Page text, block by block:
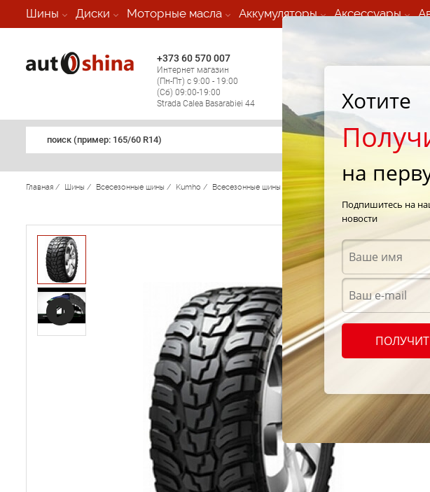
Шины Диски Моторные масла Аккумуляторы Аксессуары
+373 60 570 007
Интернет магазин
(Пн-Пт) с 9:00 - 19:00
(Сб) 09:00-19:00
Strada Calea Basarabiei 44
Мобильный шиномонтаж 24/7
поиск (примеp: 165/60 R14)
Главная / Шины / Всесезонные шины / Kumho / Всесезонные шины Kumho/ Road Venture MT KL71
Хотите
на
Подпишитесь на
новости